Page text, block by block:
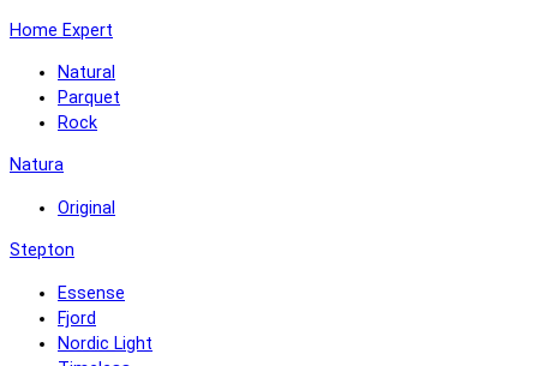
Home Expert
Natural
Parquet
Rock
Natura
Original
Stepton
Essense
Fjord
Nordic Light